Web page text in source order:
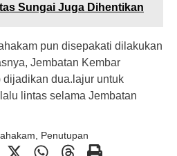
Sungai Juga Dihentikan
pun disepakati dilakukan
Jembatan Kembar
dijadikan dua.lajur untuk
lintas selama Jembatan
, Penutupan